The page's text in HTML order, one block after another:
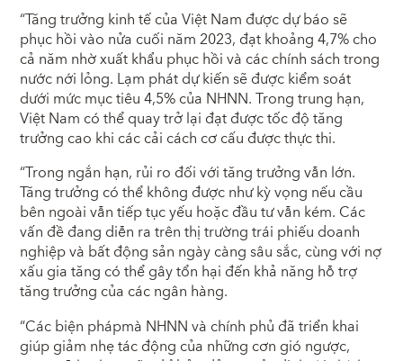
“Tăng trưởng kinh tế của Việt Nam được dự báo sẽ
phục hồi vào nửa cuối năm 2023, đạt khoảng 4,7% cho
cả năm nhờ xuất khẩu phục hồi và các chính sách trong
nước nới lỏng. Lạm phát dự kiến sẽ được kiểm soát
dưới mức mục tiêu 4,5% của NHNN. Trong trung hạn,
Việt Nam có thể quay trở lại đạt được tốc độ tăng
trưởng cao khi các cải cách cơ cấu được thực thi.
“Trong ngắn hạn, rủi ro đối với tăng trưởng vẫn lớn.
Tăng trưởng có thể không được như kỳ vọng nếu cầu
bên ngoài vẫn tiếp tục yếu hoặc đầu tư vẫn kém. Các
vấn đề đang diễn ra trên thị trường trái phiếu doanh
nghiệp và bất động sản ngày càng sâu sắc, cùng với nợ
xấu gia tăng có thể gây tổn hại đến khả năng hỗ trợ
tăng trưởng của các ngân hàng.
“Các biện phápmà NHNN và chính phủ đã triển khai
giúp giảm nhẹ tác động của những cơn gió ngược,